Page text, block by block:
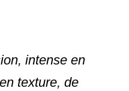
intense en
texture, de